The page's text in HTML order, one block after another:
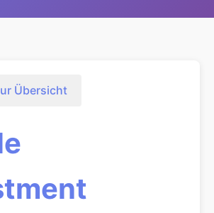
Übersicht